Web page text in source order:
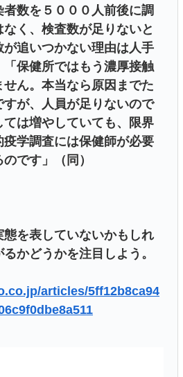
数を５０００人前後に調
く、検査数が足りないと
追いつかない理由は人手
保健所ではもう濃厚接触
ん。本当なら原因までた
すが、人員が足りないので
は増やしていても、限界
学調査には保健師が必要
です」（同）
を表していないかもしれ
かどうかを注目しよう。
articles/5ff12b8ca94